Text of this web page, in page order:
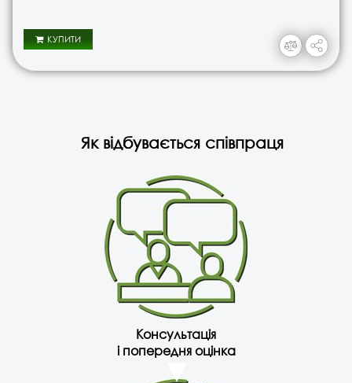
КУПИТИ
Як відбувається співпраця
Консультація
і попередня оцінка